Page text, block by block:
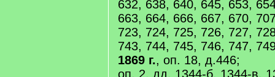
632, 638, 640, 645, 653,
663, 664, 666, 667, 670,
723, 724, 725, 726, 727,
743, 744, 745, 746, 747,
1869 г., оп. 18, д.446;
оп. 2, дд. 1344-б, 1344-в,